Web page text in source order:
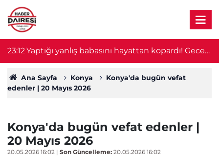
23:12Yaptığı yanlış babasını hayattan kopardı! Gece
nöbeti kabusa döndü
Ana Sayfa Konya
Konya'da bugün vefat
edenler | 20 Mayıs 2026
Konya'da bugün vefat edenler |
20 Mayıs 2026
20.05.2026 16:02 | Son Güncelleme: 20.05.2026 16:02